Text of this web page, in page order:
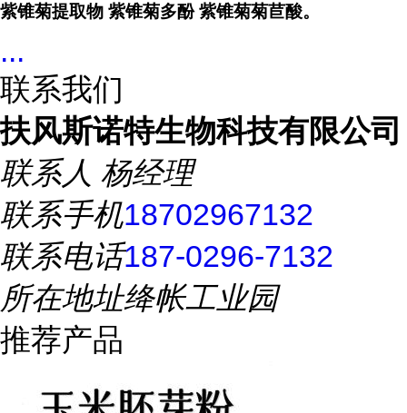
紫锥菊提取物 紫锥菊多酚 紫锥菊菊苣酸。
...
联系我们
扶风斯诺特生物科技有限公司
联系人 杨经理
联系手机18702967132
联系电话187-0296-7132
所在地址绛帐工业园
推荐产品